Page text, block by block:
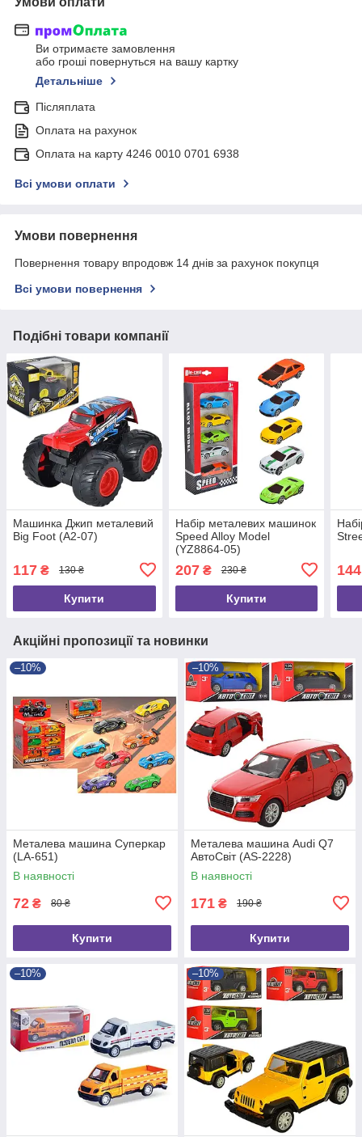
Ви отримаєте замовлення
або гроші повернуться на вашу картку
Детальніше
Післяплата
Оплата на рахунок
Оплата на карту 4246 0010 0701 6938
Всі умови оплати
Умови повернення
Повернення товару впродовж 14 днів за рахунок покупця
Всі умови повернення
Подібні товари компанії
Машинка Джип металевий
Big Foot (A2-07)
117 ₴ 130 ₴
Купити
Набір металевих машинок
Speed Alloy Model
(YZ8864-05)
207₴ 230 ₴
Купити
144
Акційні пропозиції та новинки
–10%
Металева машина Суперкар
(LA-651)
В наявності
72 ₴ 80 ₴
Купити
–10%
Металева машина Audi Q7
АвтоСвіт (AS-2228)
В наявності
171 ₴ 190 ₴
Купити
–10% –10%